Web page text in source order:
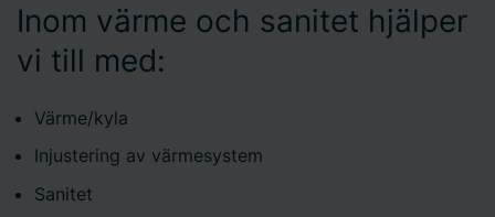
Inom värme och sanitet hjälper
vi till med:
Värme/kyla
Injustering av värmesystem
Sanitet